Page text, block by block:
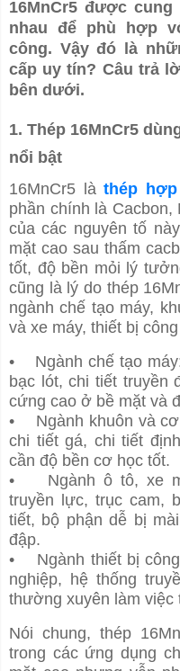
16MnCr5 được
nhau để phù hợp
công. Vậy đó là
cấp uy tín? Câu trả
bên dưới.
1. Thép 16MnCr5
nổi bật
16MnCr5 là thép
phần chính là
của các nguyên tố
mặt cao sau thấm
tốt, độ bền mỏi lý
cũng là lý do thép
ngành chế tạo máy,
và xe máy, thiết bị
• Ngành chế tạo
bạc lót, chi tiết
cứng cao ở bề mặt và
• Ngành khuôn và cơ
chi tiết gá, chi tiết
cần độ bền cơ học tốt.
• Ngành ô tô, xe
truyền lực, trục cam,
tiết, bộ phận dễ bị
đập.
• Ngành thiết bị công
nghiệp, hệ thống
thường xuyên làm việc
Nói chung, thép
trong các ứng dụng